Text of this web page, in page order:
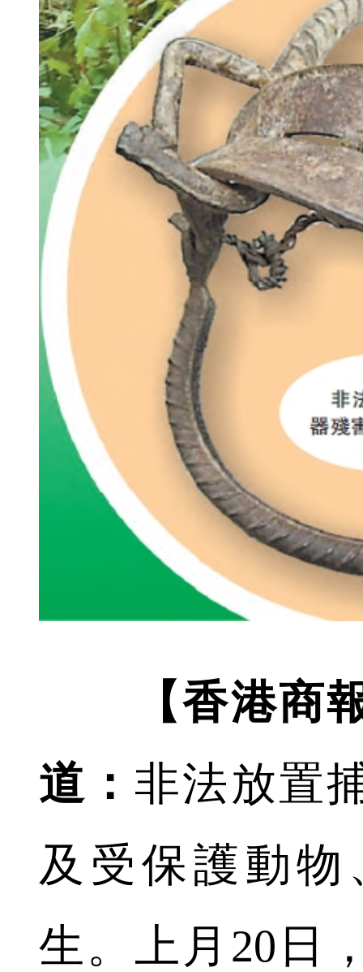
【香港商
道： 非法放置
及受保護動
生。上月20日